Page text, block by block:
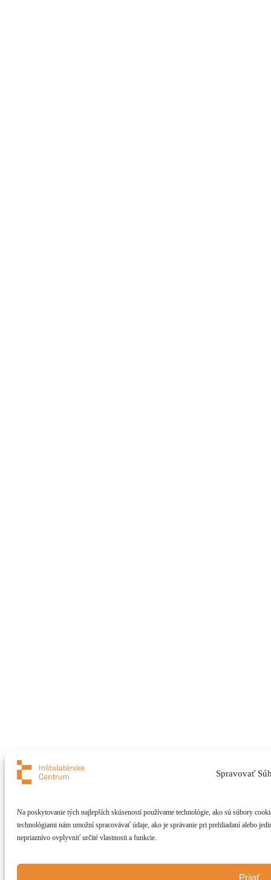
Spravovať
Na poskytovanie tých najlepších skúseností používame technológie, ako sú súbory
technológiami nám umožní spracovávať údaje, ako je správanie pri prehliadaní alebo
nepriaznivo ovplyvniť určité vlastnosti a funkcie.
Prijať